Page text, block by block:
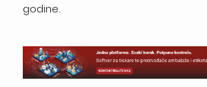
godine.